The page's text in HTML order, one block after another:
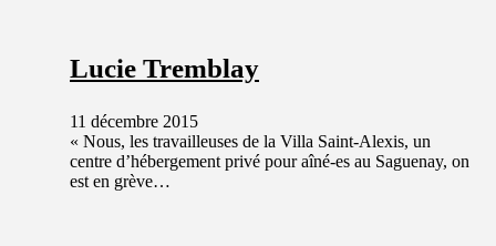
Lucie Tremblay
11 décembre 2015
« Nous, les travailleuses de la Villa Saint-Alexis, un
centre d’hébergement privé pour aîné-es au Saguenay, on
est en grève…